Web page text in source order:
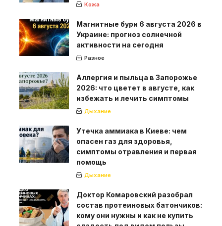
Кожа
Магнитные бури 6 августа 2026 в
Украине: прогноз солнечной
активности на сегодня
Разное
Аллергия и пыльца в Запорожье
2026: что цветет в августе, как
избежать и лечить симптомы
Дыхание
Утечка аммиака в Киеве: чем
опасен газ для здоровья,
симптомы отравления и первая
помощь
Дыхание
Доктор Комаровский разобрал
состав протеиновых батончиков:
кому они нужны и как не купить